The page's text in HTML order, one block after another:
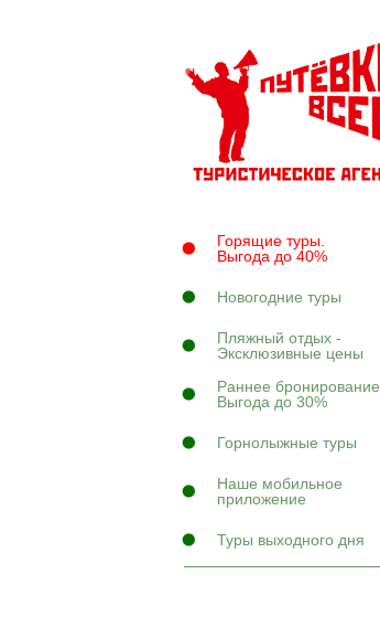
Горящие туры.
Выгода до 40%
Новогодние туры
Пляжный отдых -
Эксклюзивные цены
Раннее бронирование.
Выгода до 30%
Горнолыжные туры
Наше мобильное
приложение
Туры выходного дня